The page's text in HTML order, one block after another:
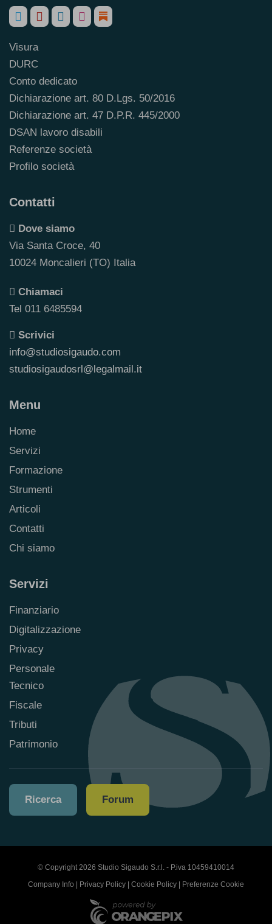
Visura
DURC
Conto dedicato
Dichiarazione art. 80 D.Lgs. 50/2016
Dichiarazione art. 47 D.P.R. 445/2000
DSAN lavoro disabili
Referenze società
Profilo società
Contatti
Dove siamo
Via Santa Croce, 40
10024 Moncalieri (TO) Italia
Chiamaci
Tel 011 6485594
Scrivici
info@studiosigaudo.com
studiosigaudosrl@legalmail.it
Menu
Home
Servizi
Formazione
Strumenti
Articoli
Contatti
Chi siamo
Servizi
Finanziario
Digitalizzazione
Privacy
Personale
Tecnico
Fiscale
Tributi
Patrimonio
Ricerca Forum
© Copyright 2026 Studio Sigaudo S.r.l. - P.iva 10459410014
Company Info
Privacy Policy Cookie Policy Preferenze Cookie